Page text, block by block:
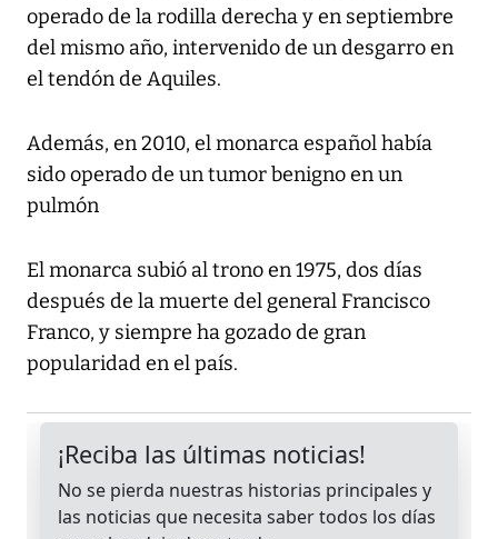
operado de la rodilla derecha y en septiembre
del mismo año, intervenido de un desgarro en
el tendón de Aquiles.
Además, en 2010, el monarca español había
sido operado de un tumor benigno en un
pulmón
El monarca subió al trono en 1975, dos días
después de la muerte del general Francisco
Franco, y siempre ha gozado de gran
popularidad en el país.